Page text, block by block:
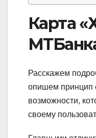
Карта
Расскажем
опишем принцип
возможности,
своему